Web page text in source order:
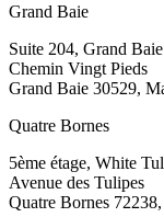
Grand Baie
Suite 204, Grand
Chemin Vingt Pieds
Grand Baie 30529,
Quatre Bornes
5ème étage, White
Avenue des Tulipes
Quatre Bornes